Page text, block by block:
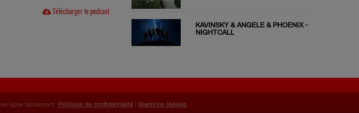
Télécharger le podcast
KAVINSKY & ANGELE & PHOENIX -
NIGHTCALL
en ligne facilement. Politique de confidentialité Mentions légales